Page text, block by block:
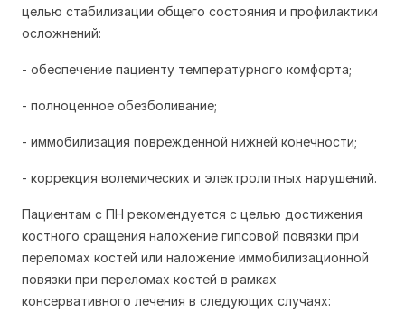
целью стабилизации общего состояния и профилактики
осложнений:
- обеспечение пациенту температурного комфорта;
- полноценное обезболивание;
- иммобилизация поврежденной нижней конечности;
- коррекция волемических и электролитных нарушений.
Пациентам с ПН рекомендуется с целью достижения
костного сращения наложение гипсовой повязки при
переломах костей или наложение иммобилизационной
повязки при переломах костей в рамках
консервативного лечения в следующих случаях: